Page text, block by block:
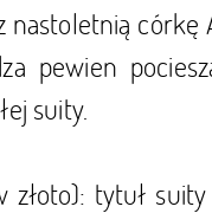
nastoletnią córkę
pewien
suity.
złoto): tytuł suity